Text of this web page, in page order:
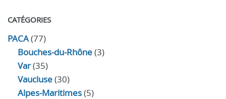
CATÉGORIES
PACA(77)
Bouches-du-Rhône(3)
Var(35)
Vaucluse(30)
Alpes-Maritimes(5)